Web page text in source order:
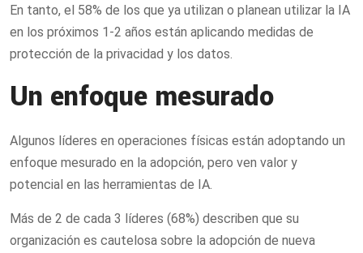
En tanto, el 58% de los que ya utilizan o planean utilizar la IA
en los próximos 1-2 años están aplicando medidas de
protección de la privacidad y los datos.
Un enfoque mesurado
Algunos líderes en operaciones físicas están adoptando un
enfoque mesurado en la adopción, pero ven valor y
potencial en las herramientas de IA.
Más de 2 de cada 3 líderes (68%) describen que su
organización es cautelosa sobre la adopción de nueva